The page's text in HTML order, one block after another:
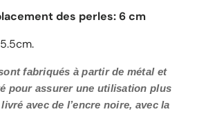
des perles: 6 cm
fabriqués à partir de métal et
pour assurer une utilisation plus
avec de l’encre noire, avec la